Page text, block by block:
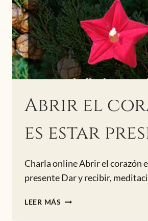
Abrir el
es estar
Charla online Abrir el corazón
presente Dar y recibir,
LEER MÁS ABRIR